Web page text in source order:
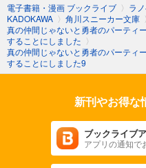
電子書籍・漫画 ブックライブ 〉 ラ
KADOKAWA 〉 角川スニーカー文庫 〉
真の仲間じゃないと勇者のパーティ
することにしました 〉
真の仲間じゃないと勇者のパーティ
することにしました9
新刊やお得な
ブックライブ
アプリの通知で